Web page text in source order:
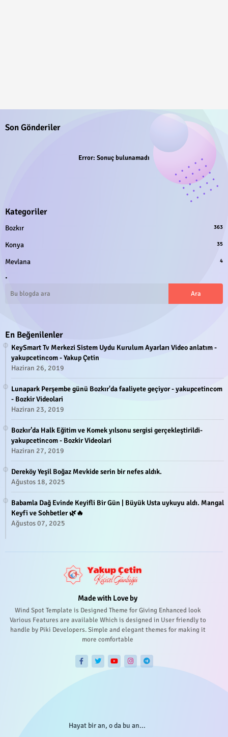
Son Gönderiler
Error: Sonuç bulunamadı
Kategoriler
Bozkır 363
Konya 35
Mevlana 4
.
En Beğenilenler
KeySmart Tv Merkezi Sistem Uydu Kurulum Ayarları Video anlatım -
yakupcetincom - Yakup Çetin
Haziran 26, 2019
Lunapark Perşembe günü Bozkır'da faaliyete geçiyor - yakupcetincom
- Bozkir Videolari
Haziran 23, 2019
Bozkır’da Halk Eğitim ve Komek yılsonu sergisi gerçekleştirildi-
yakupcetincom - Bozkir Videolari
Haziran 27, 2019
Dereköy Yeşil Boğaz Mevkide serin bir nefes aldık.
Ağustos 18, 2025
Babamla Dağ Evinde Keyifli Bir Gün | Büyük Usta uykuyu aldı. Mangal
Keyfi ve Sohbetler 🌿🔥
Ağustos 07, 2025
Made with Love by
Wind Spot Template is Designed Theme for Giving Enhanced look
Various Features are available Which is designed in User friendly to
handle by Piki Developers. Simple and elegant themes for making it
more comfortable
Hayat bir an, o da bu an...